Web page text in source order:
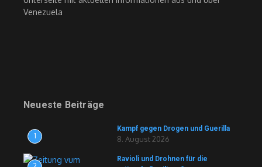
Venezuela
Neueste Beiträge
1
Kampf gegen Drogen und Guerilla
8. August 2026
Ravioli und Drohnen für die